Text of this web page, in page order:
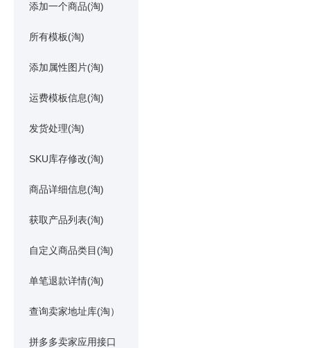
添加一个商品(淘)
所有模板(淘)
添加属性图片(淘)
运费模板信息(淘)
发货处理(淘)
SKU库存修改(淘)
商品详细信息(淘)
获取产品列表(淘)
自定义商品类目(淘)
单笔退款详情(淘)
查询卖家地址库(淘）
拼多多卖家应用接口